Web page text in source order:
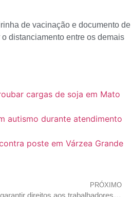
de vacinação e documento de
distanciamento entre os demais
cargas de soja em Mato
autismo durante atendimento
poste em Várzea Grande
PRÓXIMO
projeto que visa garantir direitos aos trabalhadores terceirizados da prefeitura é aprovado em primeira votação